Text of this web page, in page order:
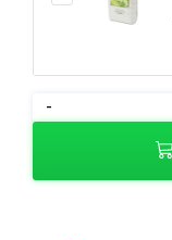
-
Champion
mängd